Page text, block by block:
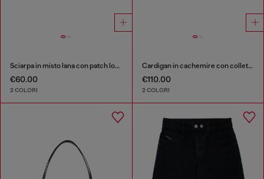
Sciarpa in misto lana con patch logo D
€60.00
2 COLORI
Cardigan in cachemire con colletto smerlato
€110.00
2 COLORI